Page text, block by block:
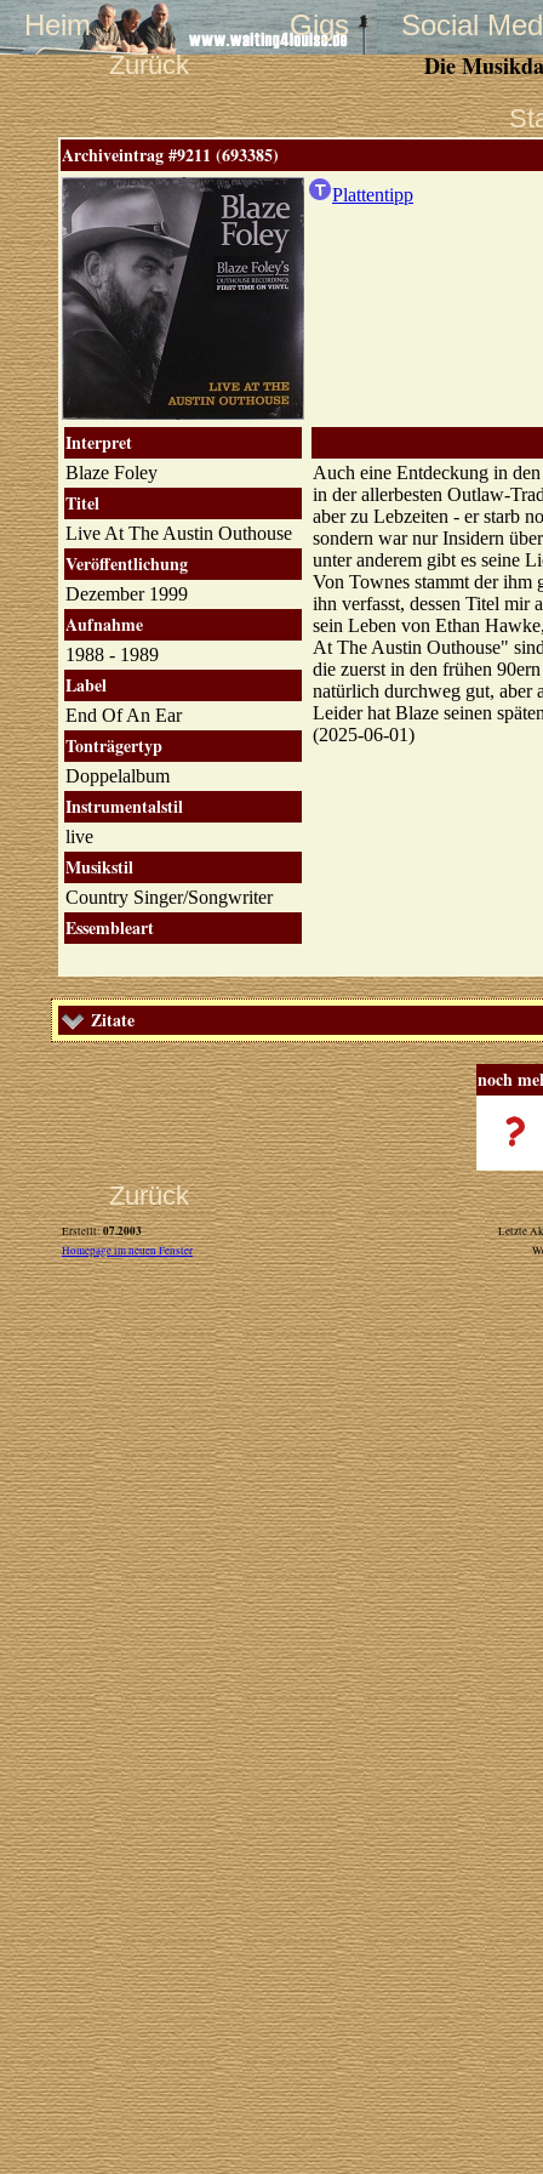
Heim Gigs Social
Zurück Die
Archiveintrag #9211 (693385)
Plattentipp
Interpret
Blaze Foley
Titel
Live At The Austin Outhouse
Veröffentlichung
Dezember 1999
Aufnahme
1988 - 1989
Label
End Of An Ear
Tonträgertyp
Doppelalbum
Instrumentalstil
live
Musikstil
Country Singer/Songwriter
Essembleart
Auch eine Entdeckung in
in der allerbesten Outlaw-
aber zu Lebzeiten - er starb
sondern war nur Insidern
unter anderem gibt es seine
Von Townes stammt der
ihn verfasst, dessen Titel mir
sein Leben von Ethan
At The Austin Outhouse"
die zuerst in den frühen
natürlich durchweg gut, aber
Leider hat Blaze seinen
(2025-06-01)
Zitate
noch
Zurück
Erstellt:07.2003
Letzte
Homepage im neuen Fenster